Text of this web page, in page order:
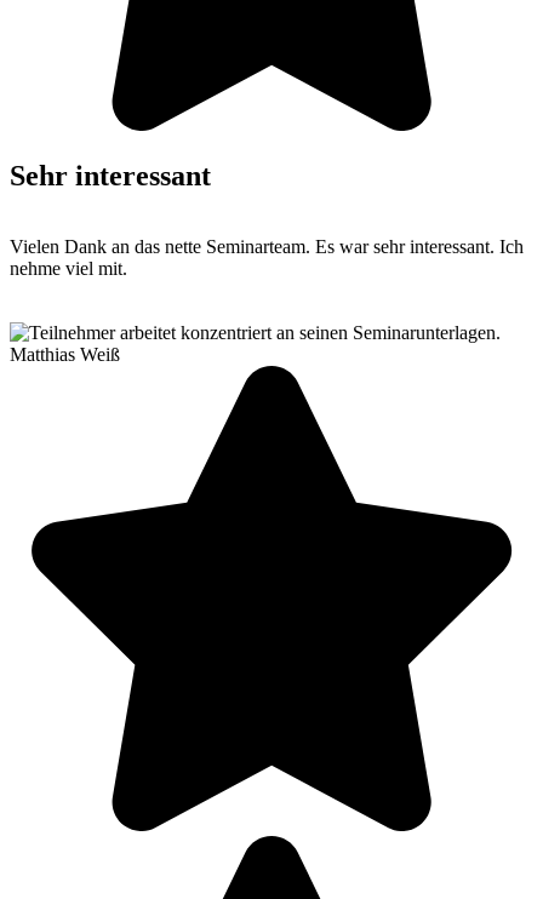
Sehr interessant
Vielen Dank an das nette Seminarteam. Es war sehr interessant. Ich
nehme viel mit.
Matthias Weiß